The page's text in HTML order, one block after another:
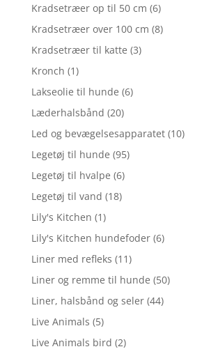
Kradsetræer op til 50 cm (6)
Kradsetræer over 100 cm (8)
Kradsetræer til katte (3)
Kronch (1)
Lakseolie til hunde (6)
Læderhalsbånd (20)
Led og bevægelsesapparatet (10)
Legetøj til hunde (95)
Legetøj til hvalpe (6)
Legetøj til vand (18)
Lily's Kitchen (1)
Lily's Kitchen hundefoder (6)
Liner med refleks (11)
Liner og remme til hunde (50)
Liner, halsbånd og seler (44)
Live Animals (5)
Live Animals bird (2)